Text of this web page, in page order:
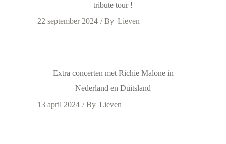
tribute tour !
22 september 2024
By Lieven
Extra concerten met Richie Malone in
Nederland en Duitsland
13 april 2024
By Lieven